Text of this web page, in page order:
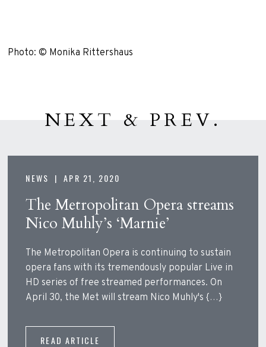
Photo: © Monika Rittershaus
NEXT & PREV.
NEWS |APR 21, 2020
The Metropolitan Opera streams
Nico Muhly’s ‘Marnie’
The Metropolitan Opera is continuing to sustain
opera fans with its tremendously popular Live in
HD series of free streamed performances. On
April 30, the Met will stream Nico Muhly's {…}
READ ARTICLE